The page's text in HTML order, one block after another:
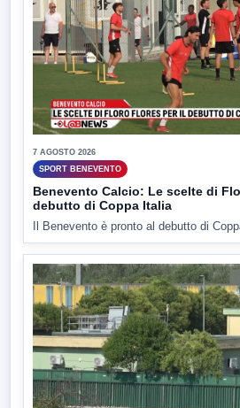
7 AGOSTO 2026
SPORT BENEVENTO
Benevento Calcio: Le scelte di
debutto di Coppa Italia
Il Benevento è pronto al debutto di